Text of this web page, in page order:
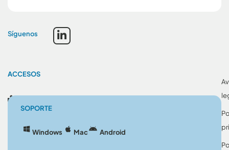
Síguenos
ACCESOS
SOPORTE
Windows Mac Android